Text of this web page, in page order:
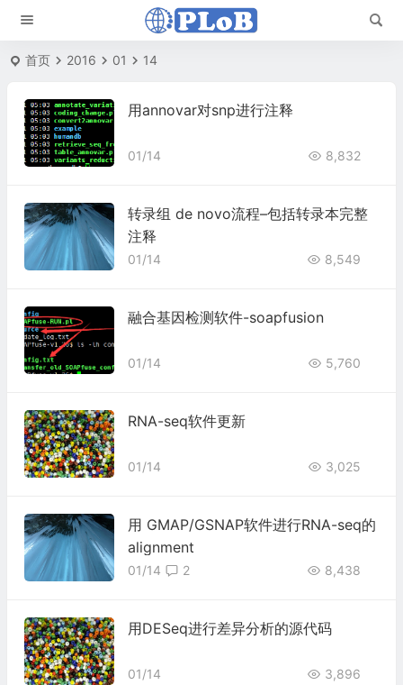
首页 2016 01 14
用annovar对snp进行注释
01/14 8,832
转录组 de novo流程–包括转录本完整
注释
01/14 8,549
融合基因检测软件-soapfusion
01/14 5,760
RNA-seq软件更新
01/14 3,025
用 GMAP/GSNAP软件进行RNA-seq的
alignment
01/14 8,438
2
用DESeq进行差异分析的源代码
01/14 3,896